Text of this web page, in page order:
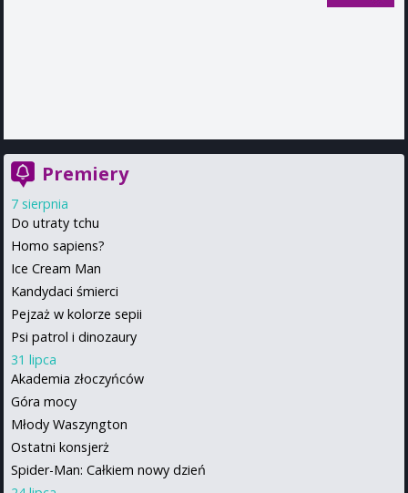
Premiery
7 sierpnia
Do utraty tchu
Homo sapiens?
Ice Cream Man
Kandydaci śmierci
Pejzaż w kolorze sepii
Psi patrol i dinozaury
31 lipca
Akademia złoczyńców
Góra mocy
Młody Waszyngton
Ostatni konsjerż
Spider-Man: Całkiem nowy dzień